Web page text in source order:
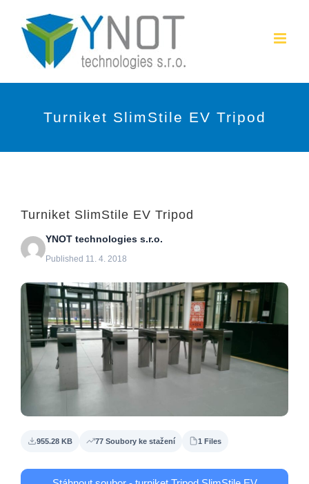
Turniket SlimStile EV Tripod
Turniket SlimStile EV Tripod
YNOT technologies s.r.o.
Published 11. 4. 2018
955.28 KB 77 Soubory ke stažení 1 Files